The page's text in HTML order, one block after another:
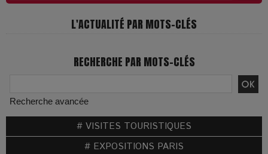
L'ACTUALITÉ PAR MOTS-CLÉS
RECHERCHE PAR MOTS-CLÉS
Recherche avancée
# VISITES TOURISTIQUES
# EXPOSITIONS PARIS